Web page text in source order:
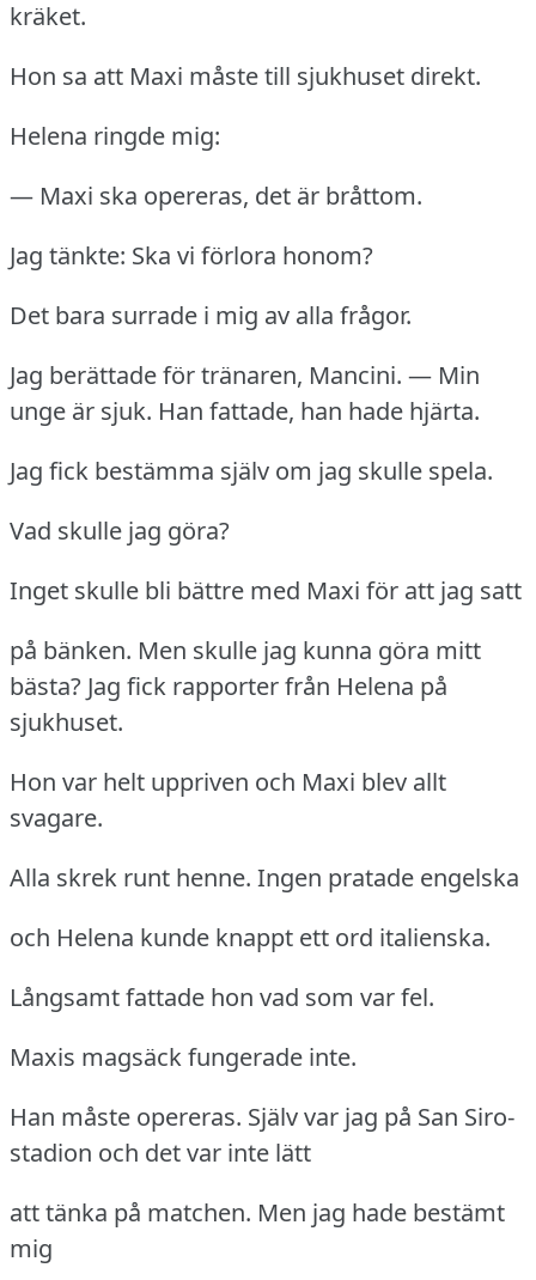
kräket.
Hon sa att Maxi måste till sjukhuset direkt.
Helena ringde mig:
— Maxi ska opereras, det är bråttom.
Jag tänkte: Ska vi förlora honom?
Det bara surrade i mig av alla frågor.
Jag berättade för tränaren, Mancini. — Min
unge är sjuk. Han fattade, han hade hjärta.
Jag fick bestämma själv om jag skulle spela.
Vad skulle jag göra?
Inget skulle bli bättre med Maxi för att jag satt
på bänken. Men skulle jag kunna göra mitt
bästa? Jag fick rapporter från Helena på
sjukhuset.
Hon var helt uppriven och Maxi blev allt
svagare.
Alla skrek runt henne. Ingen pratade engelska
och Helena kunde knappt ett ord italienska.
Långsamt fattade hon vad som var fel.
Maxis magsäck fungerade inte.
Han måste opereras. Själv var jag på San Siro-
stadion och det var inte lätt
att tänka på matchen. Men jag hade bestämt
mig